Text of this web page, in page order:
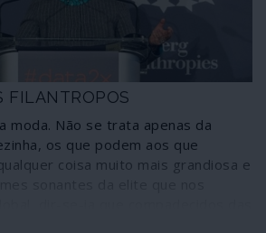
FILANTROPOS
moda. Não se trata apenas da
os que podem aos que
coisa muito mais grandiosa e